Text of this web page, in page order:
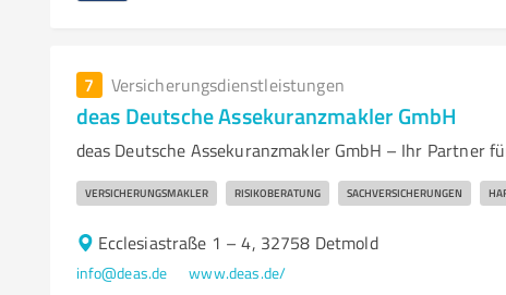
7 Versicherungsdienstleistungen
deas Deutsche Assekuranzmakler GmbH
deas Deutsche Assekuranzmakler GmbH – Ihr Partner
VERSICHERUNGSMAKLER RISIKOBERATUNG SACHVERSICHERUNGEN
Ecclesiastraße 1 – 4, 32758 Detmold
info@deas.de www.deas.de/